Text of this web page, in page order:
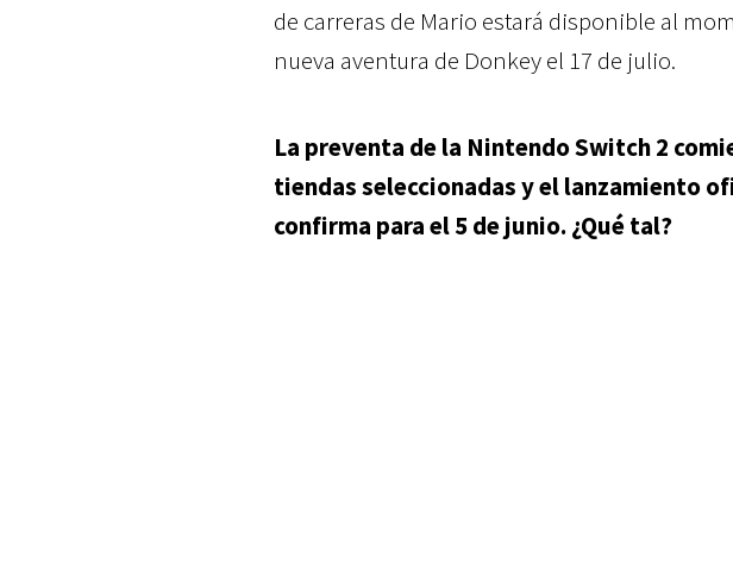
de carreras de Mario estará disponible al
nueva aventura de Donkey el 17 de julio.
La preventa de la Nintendo Switch 2
tiendas seleccionadas y el lanzamiento
confirma para el 5 de junio. ¿Qué tal?